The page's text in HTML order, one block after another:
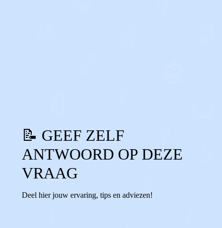
📝 GEEF ZELF
ANTWOORD OP DEZE
VRAAG
Deel hier jouw ervaring, tips en adviezen!